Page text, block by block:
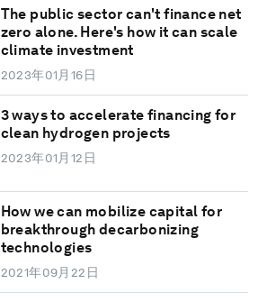
The public sector can't finance net
zero alone. Here's how it can scale
climate investment
2023年01月16日
3 ways to accelerate financing for
clean hydrogen projects
2023年01月12日
How we can mobilize capital for
breakthrough decarbonizing
technologies
2021年09月22日